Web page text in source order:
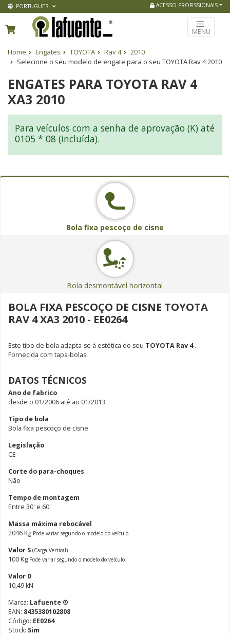
PORTUGUES ACESSO PROFISSIONAIS
MENU
Home Engates TOYOTA Rav 4
2010
Selecione o seu modelo de engate para o seu TOYOTA Rav 4 2010
ENGATES PARA TOYOTA RAV 4
XA3 2010
Para veículos com a senha de aprovação (K) até
0105 * 08 (incluída).
Bola fixa pescoço de cisne
Bola desmontável horizontal
BOLA FIXA PESCOÇO DE CISNE TOYOTA
RAV 4 XA3 2010 - EE0264
Este tipo de bola adapta-se à estética do seu TOYOTA Rav 4.
Fornecida com tapa-bolas.
DATOS TÉCNICOS
Ano de fabrico
desde o 01/2006 até ao 01/2013
Tipo de bola
Bola fixa pescoço de cisne
Legislação
CE
Corte do para-choques
Não
Tempo de montagem
Entre 30' e 60'
Massa máxima rebocável
2046 Kg Pode variar segundo o modelo do veículo
Valor S (Carga Vertical)
100 Kg Pode variar segundo o modelo do veículo
Valor D
10,49 kN
Marca: Lafuente ®
EAN: 8435380102808
Código: EE0264
Stock: Sim